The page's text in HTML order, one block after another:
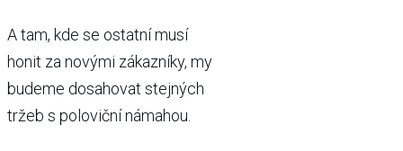
A tam, kde se ostatní musí
honit za novými zákazníky, my
budeme dosahovat stejných
tržeb s poloviční námahou.